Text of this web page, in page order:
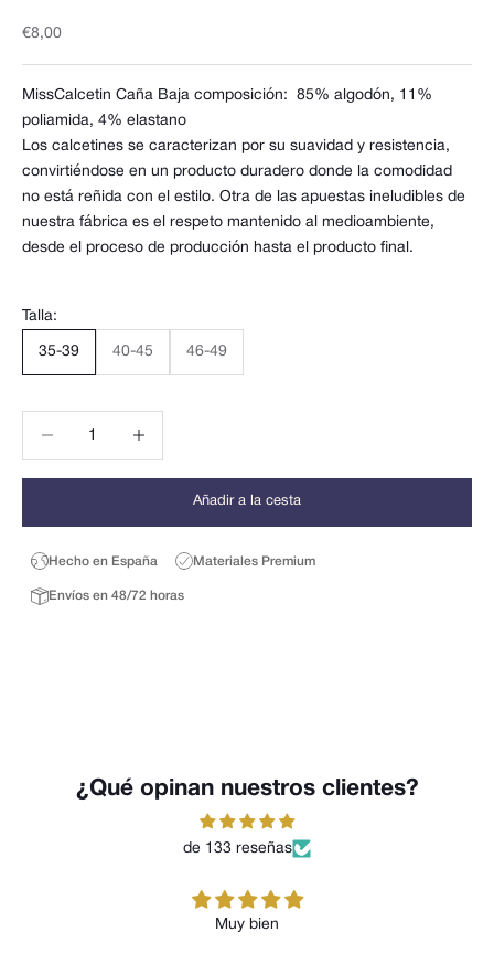
Precio de oferta
€8,00
MissCalcetin Caña Baja composición:
85% algodón, 11%
poliamida, 4% elastano
Los calcetines se caracterizan por su suavidad y resistencia,
convirtiéndose en un producto duradero donde la comodidad
no está reñida con el estilo. Otra de las apuestas ineludibles de
nuestra fábrica es el respeto mantenido al medioambiente,
desde el proceso de producción hasta el producto final.
Talla:
35-39 40-45 46-49
Añadir a la cesta
Hecho en España Materiales Premium
Envíos en 48/72 horas
¿Qué opinan nuestros clientes?
de 133 reseñas
Muy bien